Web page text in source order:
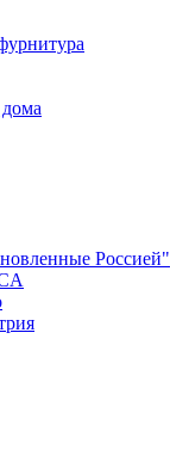
Россией"